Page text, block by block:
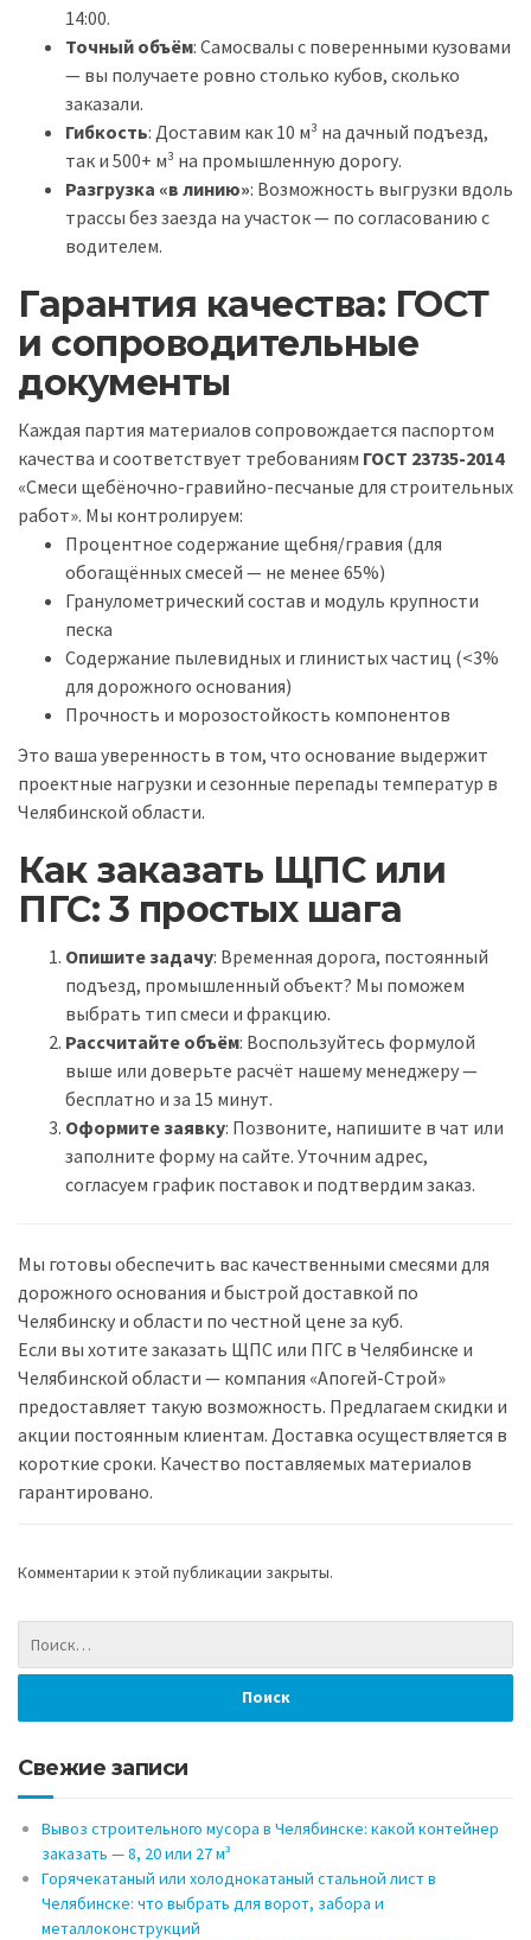
14:00.
Точный объём: Самосвалы с поверенными кузовами
— вы получаете ровно столько кубов, сколько
заказали.
Гибкость: Доставим как 10 м³ на дачный подъезд,
так и 500+ м³ на промышленную дорогу.
Разгрузка «в линию»: Возможность выгрузки вдоль
трассы без заезда на участок — по согласованию с
водителем.
Гарантия качества: ГОСТ
и сопроводительные
документы
Каждая партия материалов сопровождается паспортом
качества и соответствует требованиям ГОСТ 23735-2014
«Смеси щебёночно-гравийно-песчаные для строительных
работ». Мы контролируем:
Процентное содержание щебня/гравия (для
обогащённых смесей — не менее 65%)
Гранулометрический состав и модуль крупности
песка
Содержание пылевидных и глинистых частиц (<3%
для дорожного основания)
Прочность и морозостойкость компонентов
Это ваша уверенность в том, что основание выдержит
проектные нагрузки и сезонные перепады температур в
Челябинской области.
Как заказать ЩПС или
ПГС: 3 простых шага
Опишите задачу: Временная дорога, постоянный
подъезд, промышленный объект? Мы поможем
выбрать тип смеси и фракцию.
Рассчитайте объём: Воспользуйтесь формулой
выше или доверьте расчёт нашему менеджеру —
бесплатно и за 15 минут.
Оформите заявку: Позвоните, напишите в чат или
заполните форму на сайте. Уточним адрес,
согласуем график поставок и подтвердим заказ.
Мы готовы обеспечить вас качественными смесями для
дорожного основания и быстрой доставкой по
Челябинску и области по честной цене за куб.
Если вы хотите заказать ЩПС или ПГС в Челябинске и
Челябинской области — компания «Апогей-Строй»
предоставляет такую возможность. Предлагаем скидки и
акции постоянным клиентам. Доставка осуществляется в
короткие сроки. Качество поставляемых материалов
гарантировано.
Комментарии к этой публикации закрыты.
Свежие записи
Вывоз строительного мусора в Челябинске: какой контейнер
заказать — 8, 20 или 27 м³
Горячекатаный или холоднокатаный стальной лист в
Челябинске: что выбрать для ворот, забора и
металлоконструкций